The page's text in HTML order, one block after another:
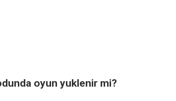
oyun yuklenir mi?